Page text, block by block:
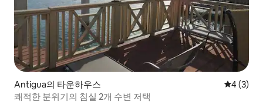
Antigua의 타운하우스 평점 4점
4 (3)
쾌적한 분위기의 침실 2개 수변 저택